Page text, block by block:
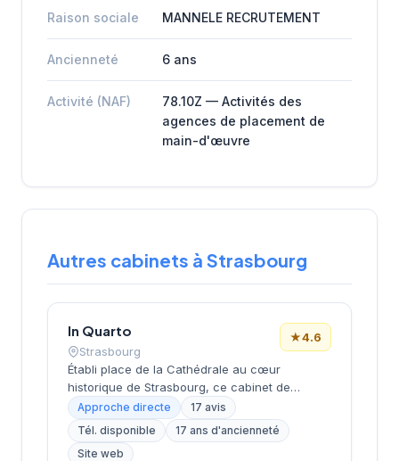
Raison sociale MANNELE RECRUTEMENT
Ancienneté 6 ans
Activité (NAF)
78.10Z — Activités des
agences de placement de
main-d'œuvre
Autres cabinets à Strasbourg
In Quarto
Strasbourg
★4.6
Établi place de la Cathédrale au cœur
historique de Strasbourg, ce cabinet de
recrutement bénéficie d'un emplacement
emblématique dans le centre-ville alsacien.
Dirigé par M. Costa, il propose des services de
Approche directe
17 avis
Tél. disponible
17 ans d'ancienneté
Site web